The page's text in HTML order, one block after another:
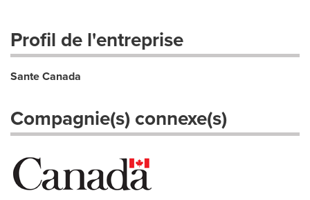
Profil de l'entreprise
Sante Canada
Compagnie(s) connexe(s)